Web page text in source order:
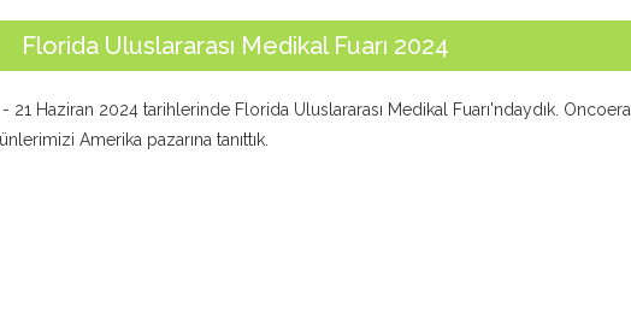
Florida Uluslararası Medikal Fuarı 2024
- 21 Haziran 2024 tarihlerinde Florida Uluslararası Medikal Fuarı'ndaydık. Oncoera,
Amerika pazarına tanıttık.